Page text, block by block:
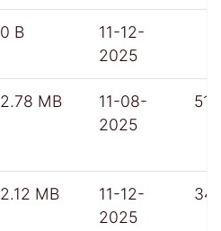
0 B
11-12-
2025
2.78 MB
11-08-
2025
518
2.12 MB
11-12-
2025